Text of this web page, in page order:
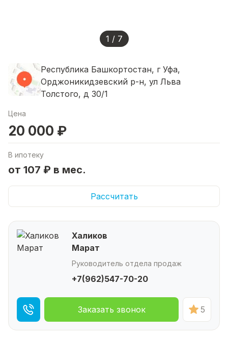
1 / 7
Республика Башкортостан, г Уфа,
Орджоникидзевский р-н, ул Льва
Толстого, д 30/1
Цена
20 000 ₽
В ипотеку
от 107 ₽ в мес.
Рассчитать
Халиков
Марат
Руководитель отдела продаж
+7(962)547-70-20
Заказать звонок 5